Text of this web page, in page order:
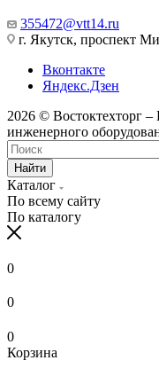
355472@vtt14.ru
г. Якутск, проспект
Вконтакте
Яндекс.Дзен
2026 © Востоктехторг
инженерного
Найти
Каталог
По всему сайту
По каталогу
0
0
0
Корзина